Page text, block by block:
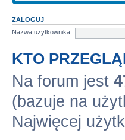
ZALOGUJ
Nazwa użytkownika:
KTO
Na forum jest
(bazuje na
Najwięcej